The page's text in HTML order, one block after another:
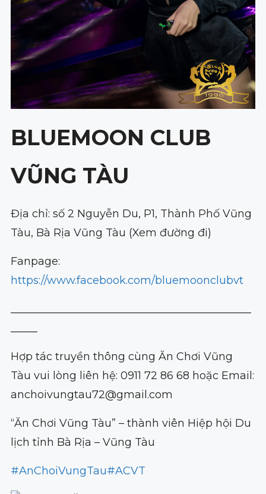
BLUEMOON CLUB
VŨNG TÀU
Địa chỉ: số 2 Nguyễn Du, P1, Thành Phố Vũng
Tàu, Bà Rịa Vũng Tàu (Xem đường đi)
Fanpage:
https://www.facebook.com/bluemoonclubvt
Hợp tác truyền thông cùng Ăn Chơi Vũng
Tàu vui lòng liên hệ: 0911 72 86 68 hoặc Email:
anchoivungtau72@gmail.com
“Ăn Chơi Vũng Tàu” – thành viên Hiệp hội Du
lịch tỉnh Bà Rịa – Vũng Tàu
#AnChoiVungTau#ACVT